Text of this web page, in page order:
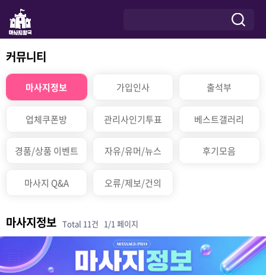
커뮤니티
마사지정보 가입인사 출석부
업체쿠폰방 관리사인기투표 베스트갤러리
경품/상품 이벤트 자유/유머/뉴스 후기모음
마사지 Q&A 오류/제보/건의
마사지정보 Total 11건 1/1 페이지